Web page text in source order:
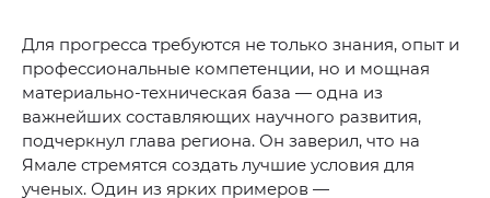
Для прогресса требуются не только знания, опыт и
профессиональные компетенции, но и мощная
материально-техническая база — одна из
важнейших составляющих научного развития,
подчеркнул глава региона. Он заверил, что на
Ямале стремятся создать лучшие условия для
ученых. Один из ярких примеров —